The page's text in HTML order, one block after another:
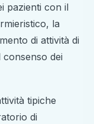
pazienti con il
la
di attività di
dei
tipiche
di